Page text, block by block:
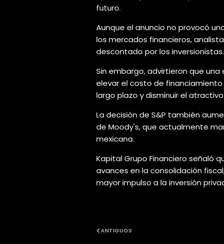
futuro.
Aunque el anuncio no provocó
los mercados financieros,
descontado por los inversionistas.
Sin embargo, advirtieron que
elevar el costo de
largo plazo y disminuir el
La decisión de S&P también
de Moody's, que actualmente
mexicana.
Kapital Grupo Financiero señaló
avances en la consolidación
mayor impulso a la inversión
ANTIGUOS